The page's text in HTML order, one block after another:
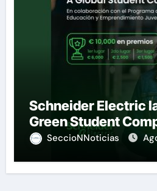
Schneider Electric
Green Student
SeccioNNoticias